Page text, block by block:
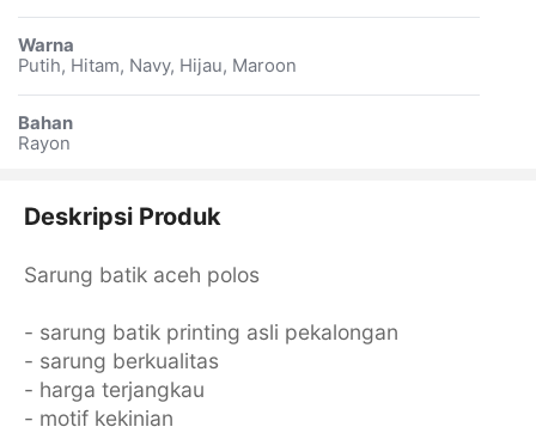
Warna
Putih, Hitam, Navy, Hijau, Maroon
Bahan
Rayon
Deskripsi Produk
Sarung batik aceh polos
- sarung batik printing asli pekalongan
- sarung berkualitas
- harga terjangkau
- motif kekinian